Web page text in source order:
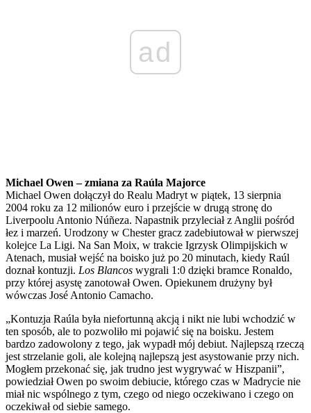
ad
Michael Owen – zmiana za Raúla Majorce
Michael Owen dołączył do Realu Madryt w piątek, 13 sierpnia
2004 roku za 12 milionów euro i przejście w drugą stronę do
Liverpoolu Antonio Núñeza. Napastnik przyleciał z Anglii pośród
łez i marzeń. Urodzony w Chester gracz zadebiutował w pierwszej
kolejce La Ligi. Na San Moix, w trakcie Igrzysk Olimpijskich w
Atenach, musiał wejść na boisko już po 20 minutach, kiedy Raúl
doznał kontuzji. Los Blancos wygrali 1:0 dzięki bramce Ronaldo,
przy której asystę zanotował Owen. Opiekunem drużyny był
wówczas José Antonio Camacho.
„Kontuzja Raúla była niefortunną akcją i nikt nie lubi wchodzić w
ten sposób, ale to pozwoliło mi pojawić się na boisku. Jestem
bardzo zadowolony z tego, jak wypadł mój debiut. Najlepszą rzeczą
jest strzelanie goli, ale kolejną najlepszą jest asystowanie przy nich.
Mogłem przekonać się, jak trudno jest wygrywać w Hiszpanii”,
powiedział Owen po swoim debiucie, którego czas w Madrycie nie
miał nic wspólnego z tym, czego od niego oczekiwano i czego on
oczekiwał od siebie samego.